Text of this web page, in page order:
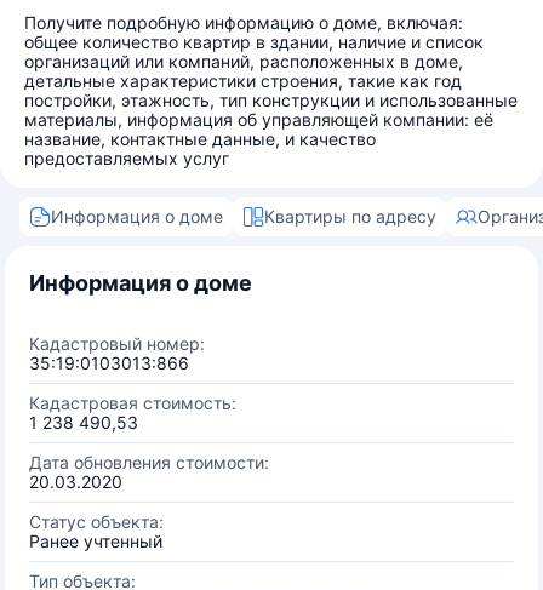
Получите подробную информацию о доме, включая:
общее количество квартир в здании, наличие и список
организаций или компаний, расположенных в доме,
детальные характеристики строения, такие как год
постройки, этажность, тип конструкции и использованные
материалы, информация об управляющей компании: её
название, контактные данные, и качество
предоставляемых услуг
Информация о доме Квартиры по адресу
Информация о доме
Кадастровый номер:
35:19:0103013:866
Кадастровая стоимость:
1 238 490,53
Дата обновления стоимости:
20.03.2020
Статус объекта:
Ранее учтенный
Тип объекта: